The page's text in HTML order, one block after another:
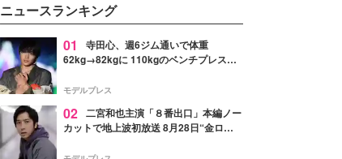
して、“髪そのものの美しさ”に改
めて注目する人が増えている様
子。今回は、そんな憧れの艶やか
な髪を日常で叶える、美容好きの
ます。
ニュースランキング
01
寺田心、週6ジム通いで体重
62kg→82kgに 110kgのベンチプレス持
「かっこいい」と反響
モデルプレス
02 二宮和也主演「８番出口」本編ノー
カットで地上波初放送 8月28日“金ロ